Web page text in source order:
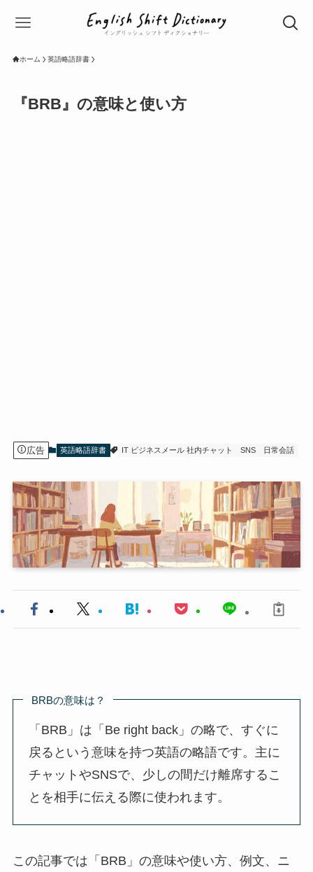
ホーム 英語略語辞書
『BRB』の意味と使い方
広告 英語略語辞書 IT ビジネスメール 社内チャット SNS 日常会話
BRBの意味は？
「BRB」は「Be right back」の略で、すぐに
戻るという意味を持つ英語の略語です。主に
チャットやSNSで、少しの間だけ離席するこ
とを相手に伝える際に使われます。
この記事では「BRB」の意味や使い方、例文、ニ